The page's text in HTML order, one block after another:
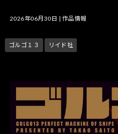
2026年06月30日 | 作品情報
ゴルゴ１３ リイド社